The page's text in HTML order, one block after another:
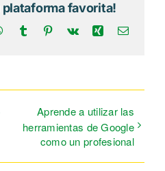
plataforma favorita!
WhatsApp
Tumblr Pinterest
Vk XingCorreo
Aprende a utilizar las
herramientas de Google
como un profesional